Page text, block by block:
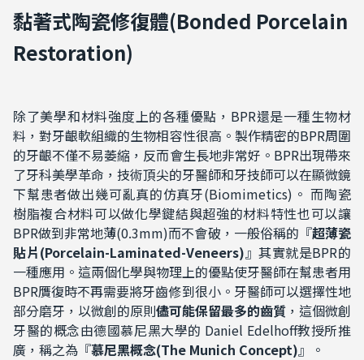
黏著式陶瓷修復體(Bonded Porcelain
Restoration)
除了美學和材料強度上的各種優點，BPR還是一種生物材
料，對牙齦軟組織的生物相容性很高。製作精密的BPR周圍
的牙齦不僅不易萎縮，反而會生長地非常好。BPR出現帶來
了牙科美學革命，技術頂尖的牙醫師和牙技師可以在顯微鏡
下幫患者做出幾可亂真的仿真牙(Biomimetics)。 而陶瓷
樹脂複合材料可以做化學鍵結與超強的材料特性也可以讓
BPR做到非常地薄(0.3mm)而不會破，一般俗稱的『超薄瓷
貼片(Porcelain-Laminated-Veneers) 』其實就是BPR的
一種應用。這兩個化學與物理上的優點使牙醫師在幫患者用
BPR贋復時不再需要將牙齒修到很小。牙醫師可以選擇性地
部分磨牙，以微創的原則儘可能保留最多的齒質 ，這個微創
牙醫的概念由德國慕尼黑大學的 Daniel Edelhoff教授所推
廣，稱之為『慕尼黑概念(The Munich Concept)』。